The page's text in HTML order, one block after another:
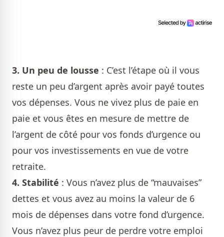
3. Un peu de lousse : C’est l’étape où il vous
reste un peu d’argent après avoir payé toutes
vos dépenses. Vous ne vivez plus de paie en
paie et vous êtes en mesure de mettre de
l’argent de côté pour vos fonds d’urgence ou
pour vos investissements en vue de votre
retraite.
4. Stabilité : Vous n’avez plus de “mauvaises”
dettes et vous avez au moins la valeur de 6
mois de dépenses dans votre fond d’urgence.
Vous n’avez plus peur de perdre votre emploi